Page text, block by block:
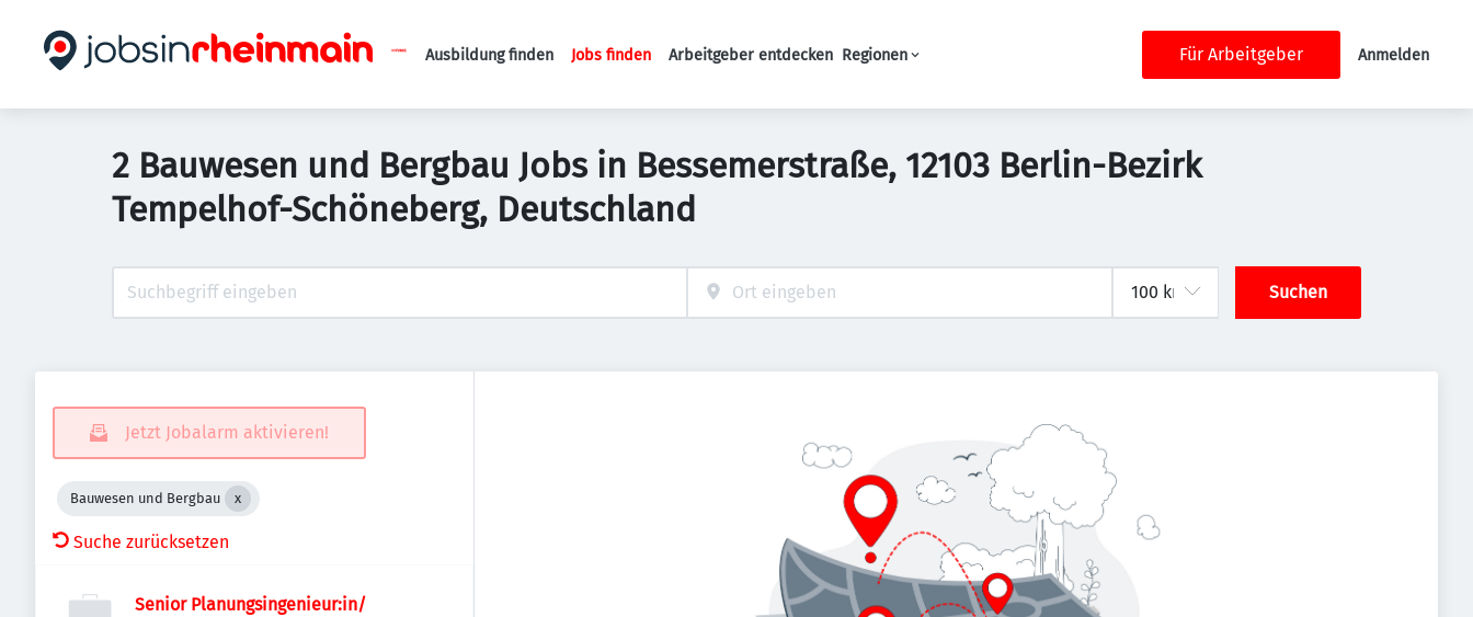
Haupt-Navigation
Ausbildung finden Jobs finden Arbeitgeber entdecken Regionen Für Arbeitgeber Anmelden
2 Bauwesen und Bergbau Jobs in Bessemerstraße, 12103 Berlin-Bezirk
Tempelhof-Schöneberg, Deutschland
Suchen
Jetzt Jobalarm aktivieren!
Bauwesen und Bergbau
Suche zurücksetzen
Senior Planungsingenieur:in/